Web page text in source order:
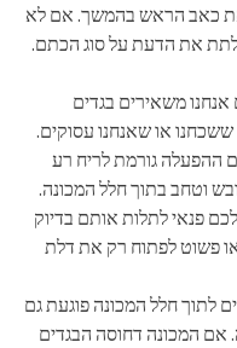
את כאב הראש בהמשך. אם לא
לתת את הדעת על סוג הכתם.
משאירים בגדים
או שאנחנו עסוקים.
ההפעלה גורמת לריח רע
וטחב בתוך חלל המכונה.
פנאי לתלות אותם בדיוק
פשוט לפתוח רק את דלת
לתוך חלל המכונה פוגעת גם
אם המכונה דחוסה הבגדים